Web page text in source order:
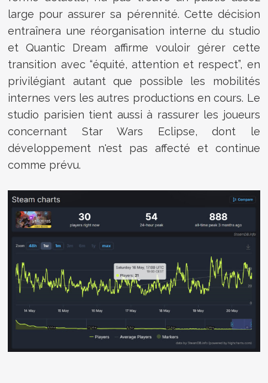
large pour assurer sa pérennité. Cette décision
entraînera une réorganisation interne du studio
et Quantic Dream affirme vouloir gérer cette
transition avec “équité, attention et respect”, en
privilégiant autant que possible les mobilités
internes vers les autres productions en cours. Le
studio parisien tient aussi à rassurer les joueurs
concernant Star Wars Eclipse, dont le
développement n'est pas affecté et continue
comme prévu.